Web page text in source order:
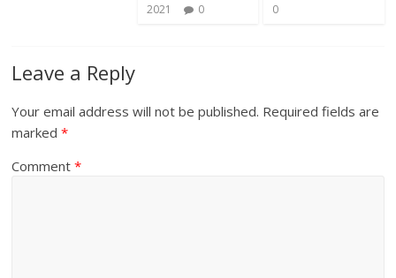
2021
0
0
Leave a Reply
Your email address will not be published. Required fields are
marked*
Comment*